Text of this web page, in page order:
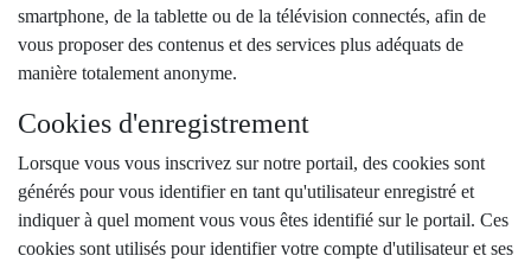
smartphone, de la tablette ou de la télévision connectés, afin de
vous proposer des contenus et des services plus adéquats de
manière totalement anonyme.
Cookies d'enregistrement
Lorsque vous vous inscrivez sur notre portail, des cookies sont
générés pour vous identifier en tant qu'utilisateur enregistré et
indiquer à quel moment vous vous êtes identifié sur le portail. Ces
cookies sont utilisés pour identifier votre compte d'utilisateur et ses